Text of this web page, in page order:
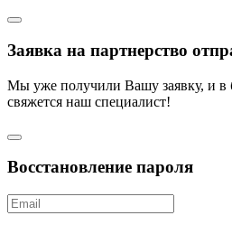
Заявка на партнерство
Мы уже получили Вашу заявку, и в
свяжется наш специалист!
Восстановление пароля